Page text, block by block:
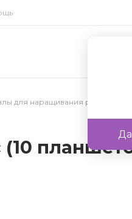
для наращивания ресниц